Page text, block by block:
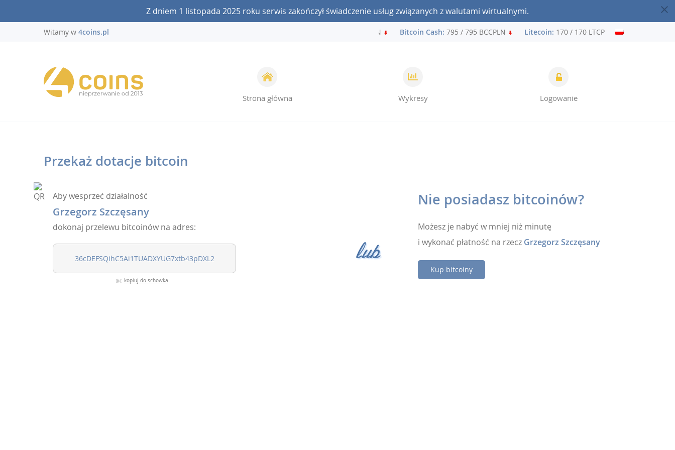
Z dniem 1 listopada 2025 roku serwis zakończył świadczenie usług związanych z walutami wirtualnymi.
Witamy w 4coins.pl 239 798 / 239 798 BTCPLN Bitcoin Cash:795 / 795 BCCPLN Litecoin:170 / 170 LTCPLN
Strona główna Wykresy Logowanie
Przekaż dotacje bitcoin
Aby wesprzeć działalność
Grzegorz Szczęsany
dokonaj przelewu bitcoinów na adres:
kopiuj do schowka
lub
Nie posiadasz bitcoinów?
Możesz je nabyć w mniej niż minutę
i wykonać płatność na rzecz Grzegorz Szczęsany
Kup bitcoiny